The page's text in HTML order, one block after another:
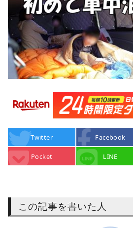
Twitter Facebook
Pocket LINE
この記事を書いた人